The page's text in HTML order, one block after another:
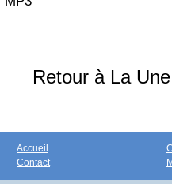
Retour à La
Accueil
Contact